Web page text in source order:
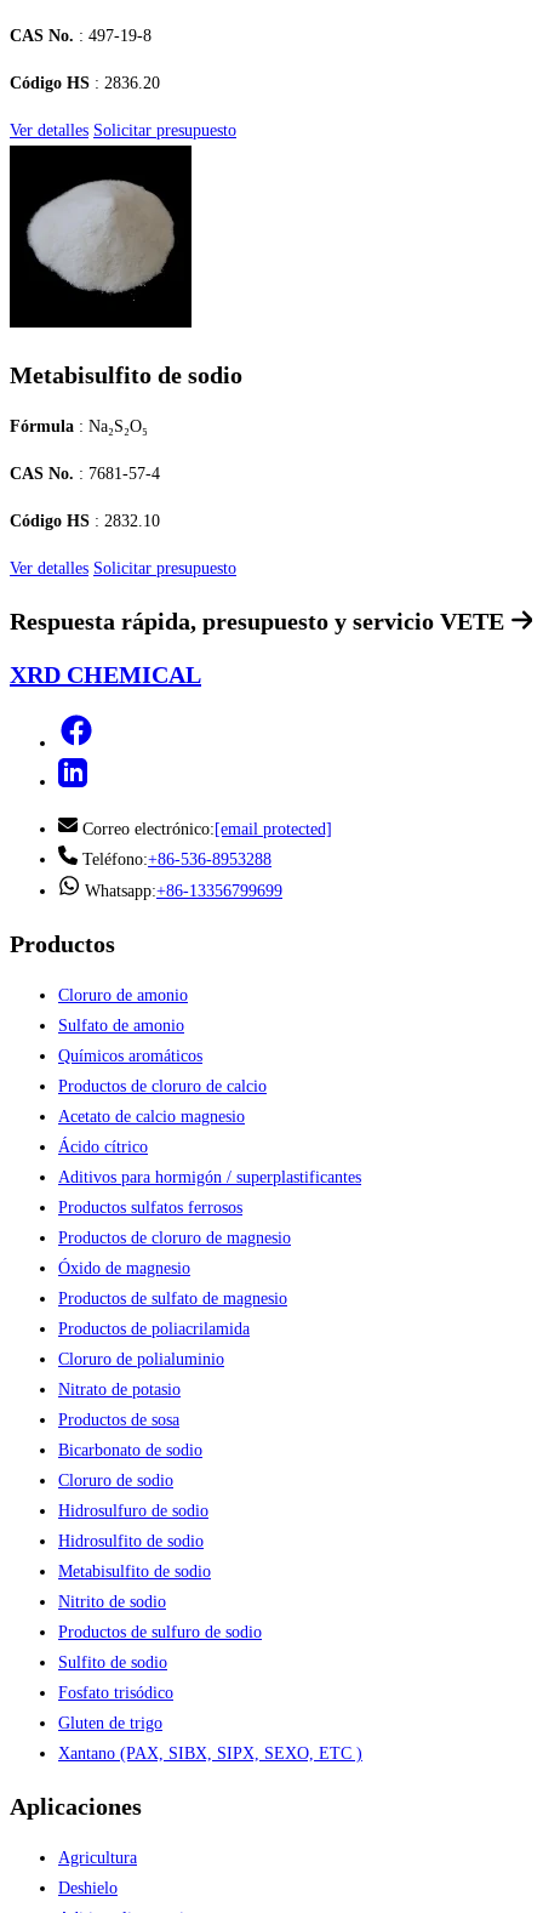
CAS No. : 497-19-8
Código HS : 2836.20
Ver detalles Solicitar presupuesto
Metabisulfito de sodio
Fórmula : Na₂S₂O₅
CAS No. : 7681-57-4
Código HS : 2832.10
Ver detalles Solicitar presupuesto
Respuesta rápida, presupuesto y servicio VETE
XRD CHEMICAL
Correo electrónico: [email protected]
Teléfono:+86-536-8953288
Whatsapp:+86-13356799699
Productos
Cloruro de amonio
Sulfato de amonio
Químicos aromáticos
Productos de cloruro de calcio
Acetato de calcio magnesio
Ácido cítrico
Aditivos para hormigón / superplastificantes
Productos sulfatos ferrosos
Productos de cloruro de magnesio
Óxido de magnesio
Productos de sulfato de magnesio
Productos de poliacrilamida
Cloruro de polialuminio
Nitrato de potasio
Productos de sosa
Bicarbonato de sodio
Cloruro de sodio
Hidrosulfuro de sodio
Hidrosulfito de sodio
Metabisulfito de sodio
Nitrito de sodio
Productos de sulfuro de sodio
Sulfito de sodio
Fosfato trisódico
Gluten de trigo
Xantano (PAX, SIBX, SIPX, SEXO, ETC )
Aplicaciones
Agricultura
Deshielo